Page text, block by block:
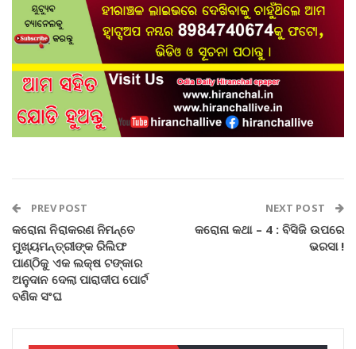
PREV POST
କରୋନା ନିରାକରଣ ନିମନ୍ତେ
ମୁଖ୍ୟମନ୍ତ୍ରୀଙ୍କ ରିଲିଫ
ପାଣ୍ଠିକୁ ଏକ ଲକ୍ଷ ଟଙ୍କାର
ଅନୁଦାନ ଦେଲା ପାରାଦୀପ ପୋର୍ଟ
ବଣିକ ସଂଘ
NEXT POST
କରୋନା କଥା – 4 : ବିସିଜି ଉପରେ
ଭରସା !